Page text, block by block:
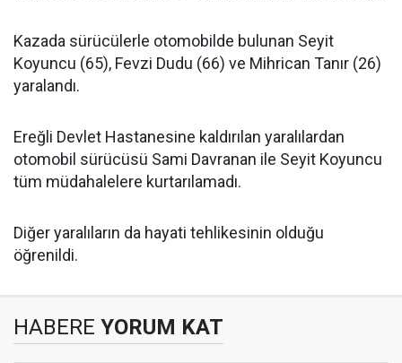
Kazada sürücülerle otomobilde bulunan Seyit
Koyuncu (65), Fevzi Dudu (66) ve Mihrican Tanır (26)
yaralandı.
Ereğli Devlet Hastanesine kaldırılan yaralılardan
otomobil sürücüsü Sami Davranan ile Seyit Koyuncu
tüm müdahalelere kurtarılamadı.
Diğer yaralıların da hayati tehlikesinin olduğu
öğrenildi.
HABERE YORUM KAT